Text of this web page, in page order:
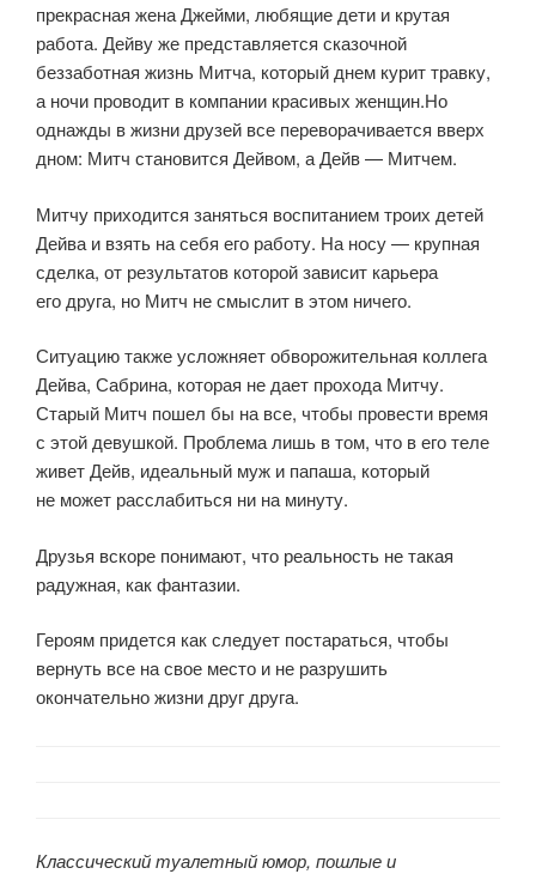
прекрасная жена Джейми, любящие дети и крутая
работа. Дейву же представляется сказочной
беззаботная жизнь Митча, который днем курит травку,
а ночи проводит в компании красивых женщин.Но
однажды в жизни друзей все переворачивается вверх
дном: Митч становится Дейвом, а Дейв — Митчем.
Митчу приходится заняться воспитанием троих детей
Дейва и взять на себя его работу. На носу — крупная
сделка, от результатов которой зависит карьера
его друга, но Митч не смыслит в этом ничего.
Ситуацию также усложняет обворожительная коллега
Дейва, Сабрина, которая не дает прохода Митчу.
Старый Митч пошел бы на все, чтобы провести время
с этой девушкой. Проблема лишь в том, что в его теле
живет Дейв, идеальный муж и папаша, который
не может расслабиться ни на минуту.
Друзья вскоре понимают, что реальность не такая
радужная, как фантазии.
Героям придется как следует постараться, чтобы
вернуть все на свое место и не разрушить
окончательно жизни друг друга.
Классический туалетный юмор, пошлые и